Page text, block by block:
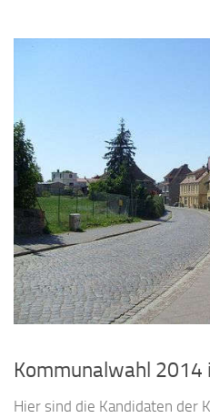
Kommunalwahl 2014
Hier sind die Kandidaten der